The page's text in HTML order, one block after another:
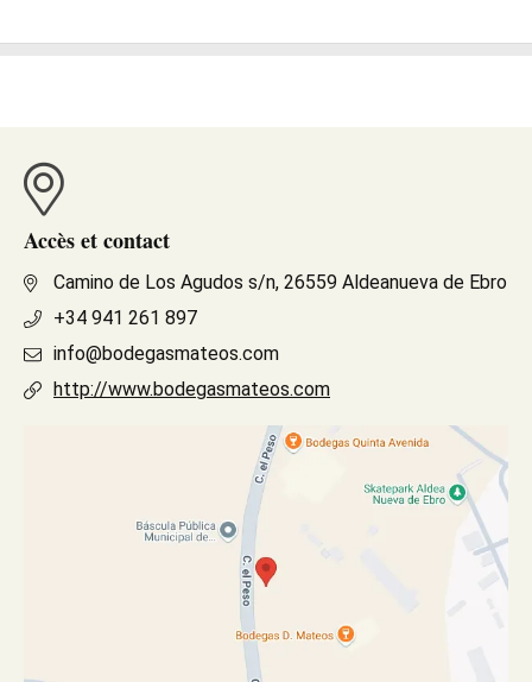
Accès et contact
Camino de Los Agudos s/n, 26559 Aldeanueva de Ebro
+34 941 261 897
info@bodegasmateos.com
http://www.bodegasmateos.com